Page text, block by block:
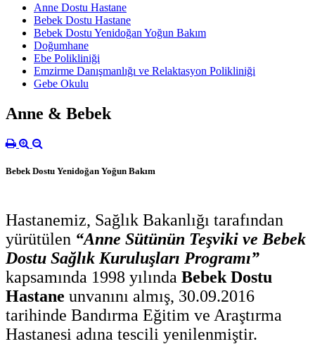
Anne Dostu Hastane
Bebek Dostu Hastane
Bebek Dostu Yenidoğan Yoğun Bakım
Doğumhane
Ebe Polikliniği
Emzirme Danışmanlığı ve Relaktasyon Polikliniği
Gebe Okulu
Anne & Bebek
Bebek Dostu Yenidoğan Yoğun Bakım
Hastanemiz, Sağlık Bakanlığı tarafından
yürütülen “Anne Sütünün Teşviki ve Bebek
Dostu Sağlık Kuruluşları Programı”
kapsamında 1998 yılında Bebek Dostu
Hastane unvanını almış, 30.09.2016
tarihinde Bandırma Eğitim ve Araştırma
Hastanesi adına tescili yenilenmiştir.